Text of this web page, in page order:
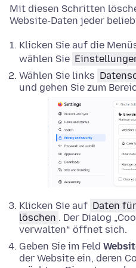
Mit diesen Schritten
Website-Daten jeder
Klicken Sie auf die
wählen Sie
Wählen Sie links
und gehen Sie zum
Klicken Sie auf Daten
löschen . Der Dialog
verwalten“ öffnet sich.
Geben Sie im Feld
der Website ein, deren